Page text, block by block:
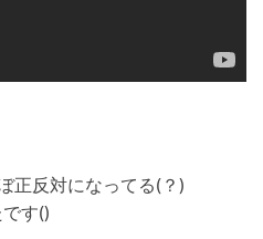
正反対になってる(？)
です()